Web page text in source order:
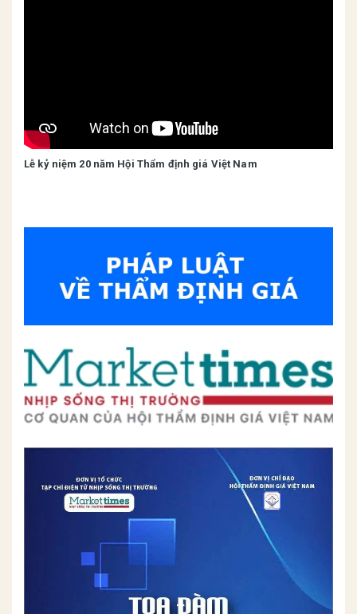
Lễ kỷ niệm 20 năm Hội Thẩm định giá Việt Nam